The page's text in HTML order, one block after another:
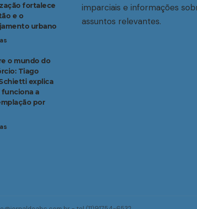
fortalece
e o
urbano
o mundo do
Tiago
explica
funciona a
por
imparciais e informações
assuntos relevantes.